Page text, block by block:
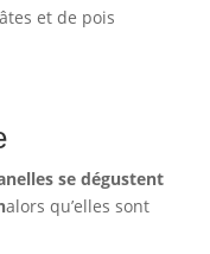
et de pois
se dégustent
alors qu’elles sont